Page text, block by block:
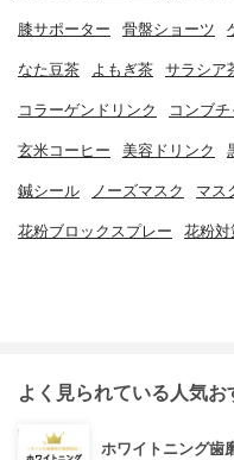
膝サポーター 骨盤ショーツ
なた豆茶 よもぎ茶 サラシア
コラーゲンドリンク コンブチ
玄米コーヒー 美容ドリンク
鍼シール ノーズマスク マス
花粉ブロックスプレー 花粉対
よく見られている人気お
ホワイトニング歯